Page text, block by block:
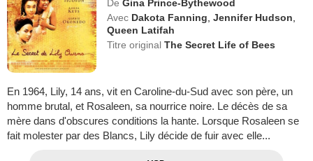
De Gina Prince-Bythewood
Avec Dakota Fanning ,Jennifer Hudson
Queen Latifah
Titre originalThe Secret Life of Bees
En 1964, Lily, 14 ans, vit en Caroline-du-Sud avec son père, un
homme brutal, et Rosaleen, sa nourrice noire. Le décès de sa
mère dans d'obscures conditions la hante. Lorsque Rosaleen se
fait molester par des Blancs, Lily décide de fuir avec elle...